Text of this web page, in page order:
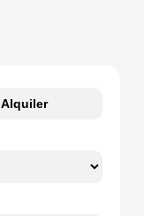
Alquiler